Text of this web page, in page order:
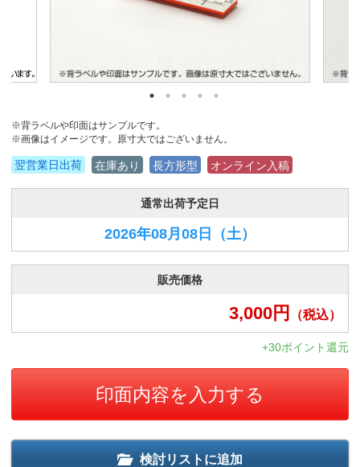
※背ラベルや印面はサンプルです。
※画像はイメージです。原寸大ではございません。
翌営業日出荷 在庫あり 長方形型 オンライン入稿
通常出荷予定日
2026年08月08日 （土）
販売価格
3,000円 （税込）
+30ポイント還元
印面内容を入力する
検討リストに追加